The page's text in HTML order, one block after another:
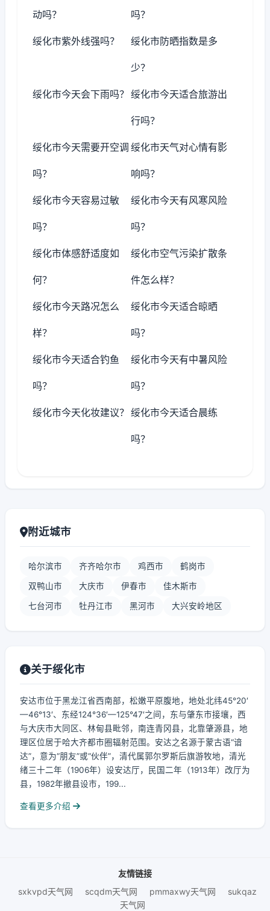
动吗？ 吗？
绥化市紫外线强吗？ 绥化市防晒指数是多
少？
绥化市今天会下雨吗？ 绥化市今天适合旅游出
行吗？
绥化市今天需要开空调
吗？
绥化市天气对心情有影
响吗？
绥化市今天容易过敏
吗？
绥化市今天有风寒风险
吗？
绥化市体感舒适度如
何？
绥化市空气污染扩散条
件怎么样？
绥化市今天路况怎么
样？
绥化市今天适合晾晒
吗？
绥化市今天适合钓鱼
吗？
绥化市今天有中暑风险
吗？
绥化市今天化妆建议？ 绥化市今天适合晨练
吗？
附近城市
哈尔滨市 齐齐哈尔市 鸡西市 鹤岗市
双鸭山市 大庆市 伊春市 佳木斯市
七台河市 牡丹江市 黑河市 大兴安岭地区
关于绥化市
安达市位于黑龙江省西南部，松嫩平原腹地，地处北纬45°20′
—46°13′、东经124°36′—125°47′之间，东与肇东市接壤，西
与大庆市大同区、林甸县毗邻，南连青冈县，北靠肇源县，地
理区位居于哈大齐都市圈辐射范围。安达之名源于蒙古语“谙
达”，意为“朋友”或“伙伴”，清代属郭尔罗斯后旗游牧地，清光
绪三十二年（1906年）设安达厅，民国二年（1913年）改厅为
县，1982年撤县设市，199...
查看更多介绍
友情链接
sxkvpd天气网
scqdm天气网 pmmaxwy天气网
sukqaz
天气网